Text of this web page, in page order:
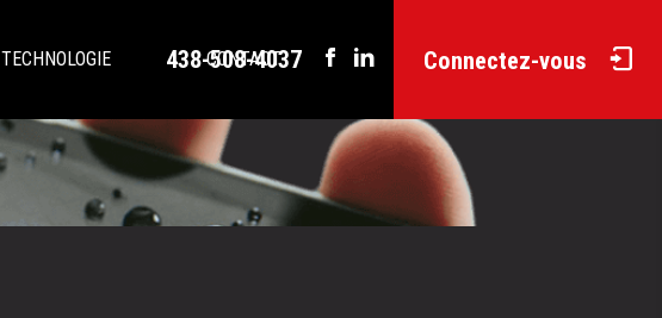
TECHNOLOGIE CONTACT
438-508-4037 Connectez-vous